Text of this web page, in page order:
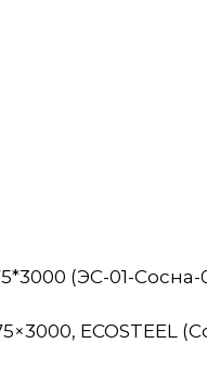
(ЭС-01-Сосна-
ECOSTEEL